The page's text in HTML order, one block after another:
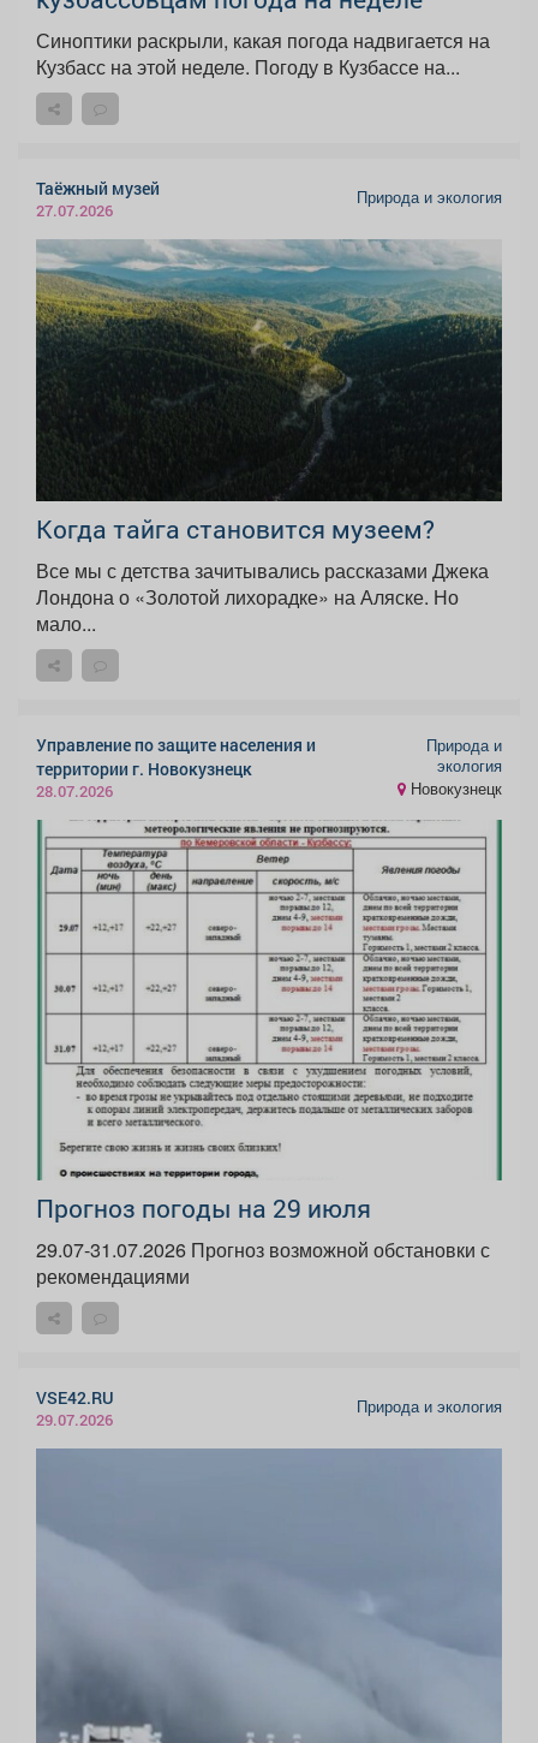
Синоптики раскрыли, какая погода надвигается на
Кузбасс на этой неделе. Погоду в Кузбассе на...
Таёжный музей
27.07.2026
Природа и экология
Когда тайга становится музеем?
Все мы с детства зачитывались рассказами Джека
Лондона о «Золотой лихорадке» на Аляске. Но
мало...
Управление по защите населения и
территории г. Новокузнецк
28.07.2026
Природа и
экология
Новокузнецк
Прогноз погоды на 29 июля
29.07-31.07.2026 Прогноз возможной обстановки с
рекомендациями
VSE42.RU
29.07.2026
Природа и экология